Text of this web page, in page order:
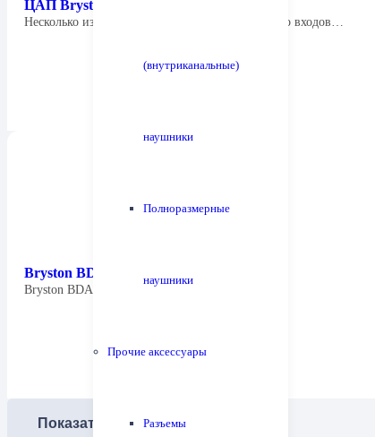
(внутриканальные)
наушники
Полноразмерные
наушники
Прочие аксессуары
Разъемы
ЦАП Bryston BDA-3
Несколько изменилась и коммутация: количество входов…
Bryston BDA-3.14
Bryston BDA-3.14 сохраняет все те же…
Показать еще